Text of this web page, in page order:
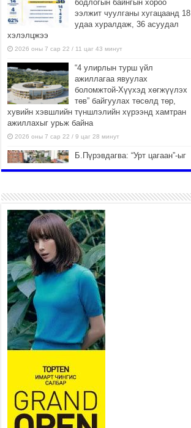
бодлогын байнгын хороо
ээлжит чуулганы хугацаанд 18
удаа хуралдаж, 36 асуудал
хэлэлцжээ
2026 оны 7 сар 22 / 11 цаг 43 минут
“4 улирлын турш үйл
ажиллагаа явуулах
боломжтой-Хүүхэд хөгжүүлэх
төв” байгуулах төсөлд төр,
хувийн хэвшлийн түншлэлийн хүрээнд хамтран
ажиллахыг урьж байна
2026 оны 7 сар 22 / 9 цаг 28 минут
Б.Пүрэвдагва: “Урт цагаан”-ыг
2026 оны 7 сар 21 / 16 цаг 47 минут
Тусгай замын автобус /BRT/
төслийн удирдах хорооны
ээлжит хуралдаан боллоо
2026 оны 7 сар 21 / 16 цаг 43 минут
Ерөнхий сайд Н.Учрал БНХАУ-
аас Монгол Улсад суугаа
Элчин сайд Шэнь
Миньжюанийг хүлээн авч
уулзав
2026 оны 7 сар 21 / 16 цаг 39 минут
БҮГД НАЙРАМДАХ ТАЖИКИСТАН УЛСТАЙ
ЭДИЙН ЗАСГИЙН ХАМТЫН АЖИЛЛАГААГ
ӨРГӨЖҮҮЛНЭ
2026 оны 7 сар 21 / 16 цаг 34 минут
26,992 суралцагч хотхоны бага сургуульд, 8100
суралцагч төрөлжсөн ахлах сургуульд